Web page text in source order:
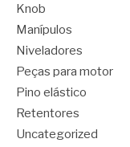
Knob
Manípulos
Niveladores
Peças para motor
Pino elástico
Retentores
Uncategorized